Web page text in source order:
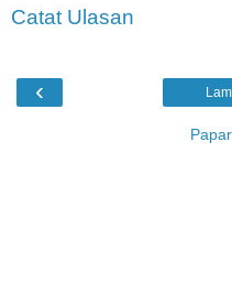
Catat Ulasan
‹